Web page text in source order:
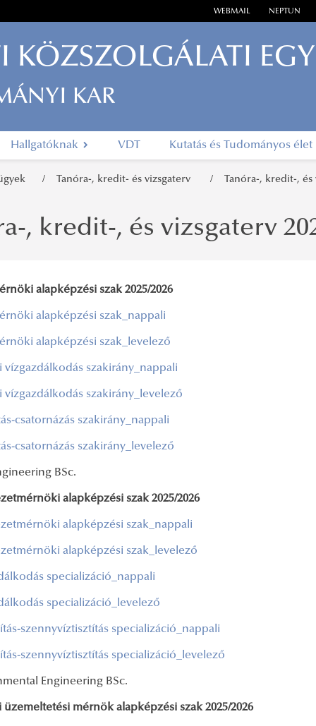
WEBMAIL NEPTUN
KÖZSZOLGÁLATI
KAR
Hallgatóknak VDT Kutatás és Tudományos élet
Tanóra-, kredit- és vizsgaterv Tanóra-, kredit-, és
, kredit-, és vizsgaterv
alapképzési szak 2025/2026
alapképzési szak_nappali
alapképzési szak_levelező
vízgazdálkodás szakirány_nappali
vízgazdálkodás szakirány_levelező
csatornázás szakirány_nappali
csatornázás szakirány_levelező
BSc.
alapképzési szak 2025/2026
alapképzési szak_nappali
alapképzési szak_levelező
specializáció_nappali
specializáció_levelező
szennyvíztisztítás specializáció_nappali
szennyvíztisztítás specializáció_levelező
Engineering BSc.
üzemeltetési mérnök alapképzési szak 2025/2026